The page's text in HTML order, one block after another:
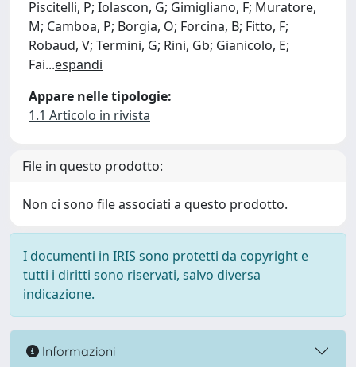
Piscitelli, P; Iolascon, G; Gimigliano, F; Muratore,
M; Camboa, P; Borgia, O; Forcina, B; Fitto, F;
Robaud, V; Termini, G; Rini, Gb; Gianicolo, E;
Fai...espandi
Appare nelle tipologie:
1.1 Articolo in rivista
File in questo prodotto:
Non ci sono file associati a questo prodotto.
I documenti in IRIS sono protetti da copyright e
tutti i diritti sono riservati, salvo diversa
indicazione.
Informazioni